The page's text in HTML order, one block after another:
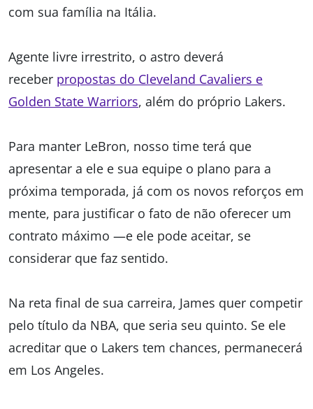
com sua família na Itália.
Agente livre irrestrito, o astro deverá
receber propostas do Cleveland Cavaliers e
Golden State Warriors, além do próprio Lakers.
Para manter LeBron, nosso time terá que
apresentar a ele e sua equipe o plano para a
próxima temporada, já com os novos reforços em
mente, para justificar o fato de não oferecer um
contrato máximo —e ele pode aceitar, se
considerar que faz sentido.
Na reta final de sua carreira, James quer competir
pelo título da NBA, que seria seu quinto. Se ele
acreditar que o Lakers tem chances, permanecerá
em Los Angeles.